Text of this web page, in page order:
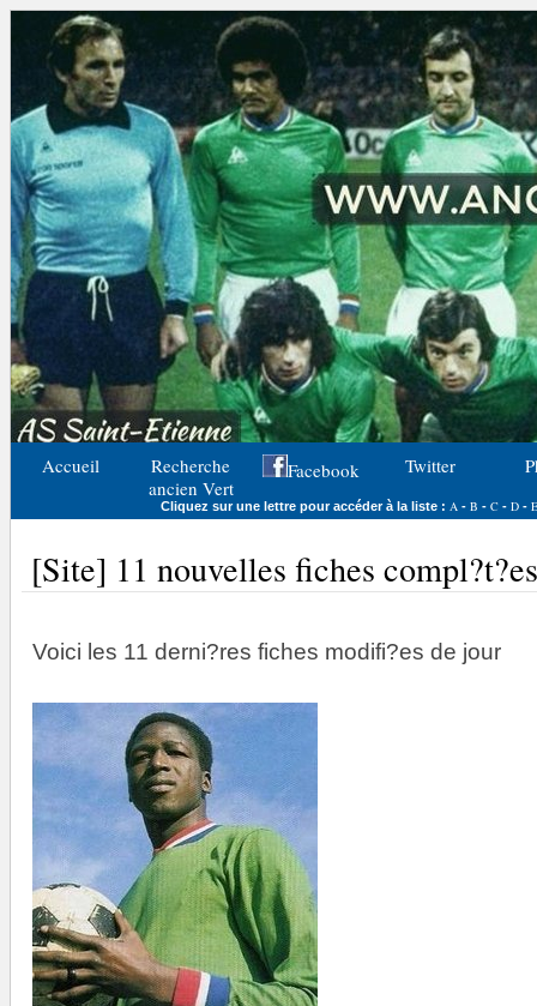
Accueil
Recherche
ancien Vert
Facebook Twitter
Cliquez sur une lettre pour accéder à la liste : A - B - C- D- E
[Site] 11 nouvelles fiches compl?t?es
Voici les 11 derni?res fiches modifi?es de jour